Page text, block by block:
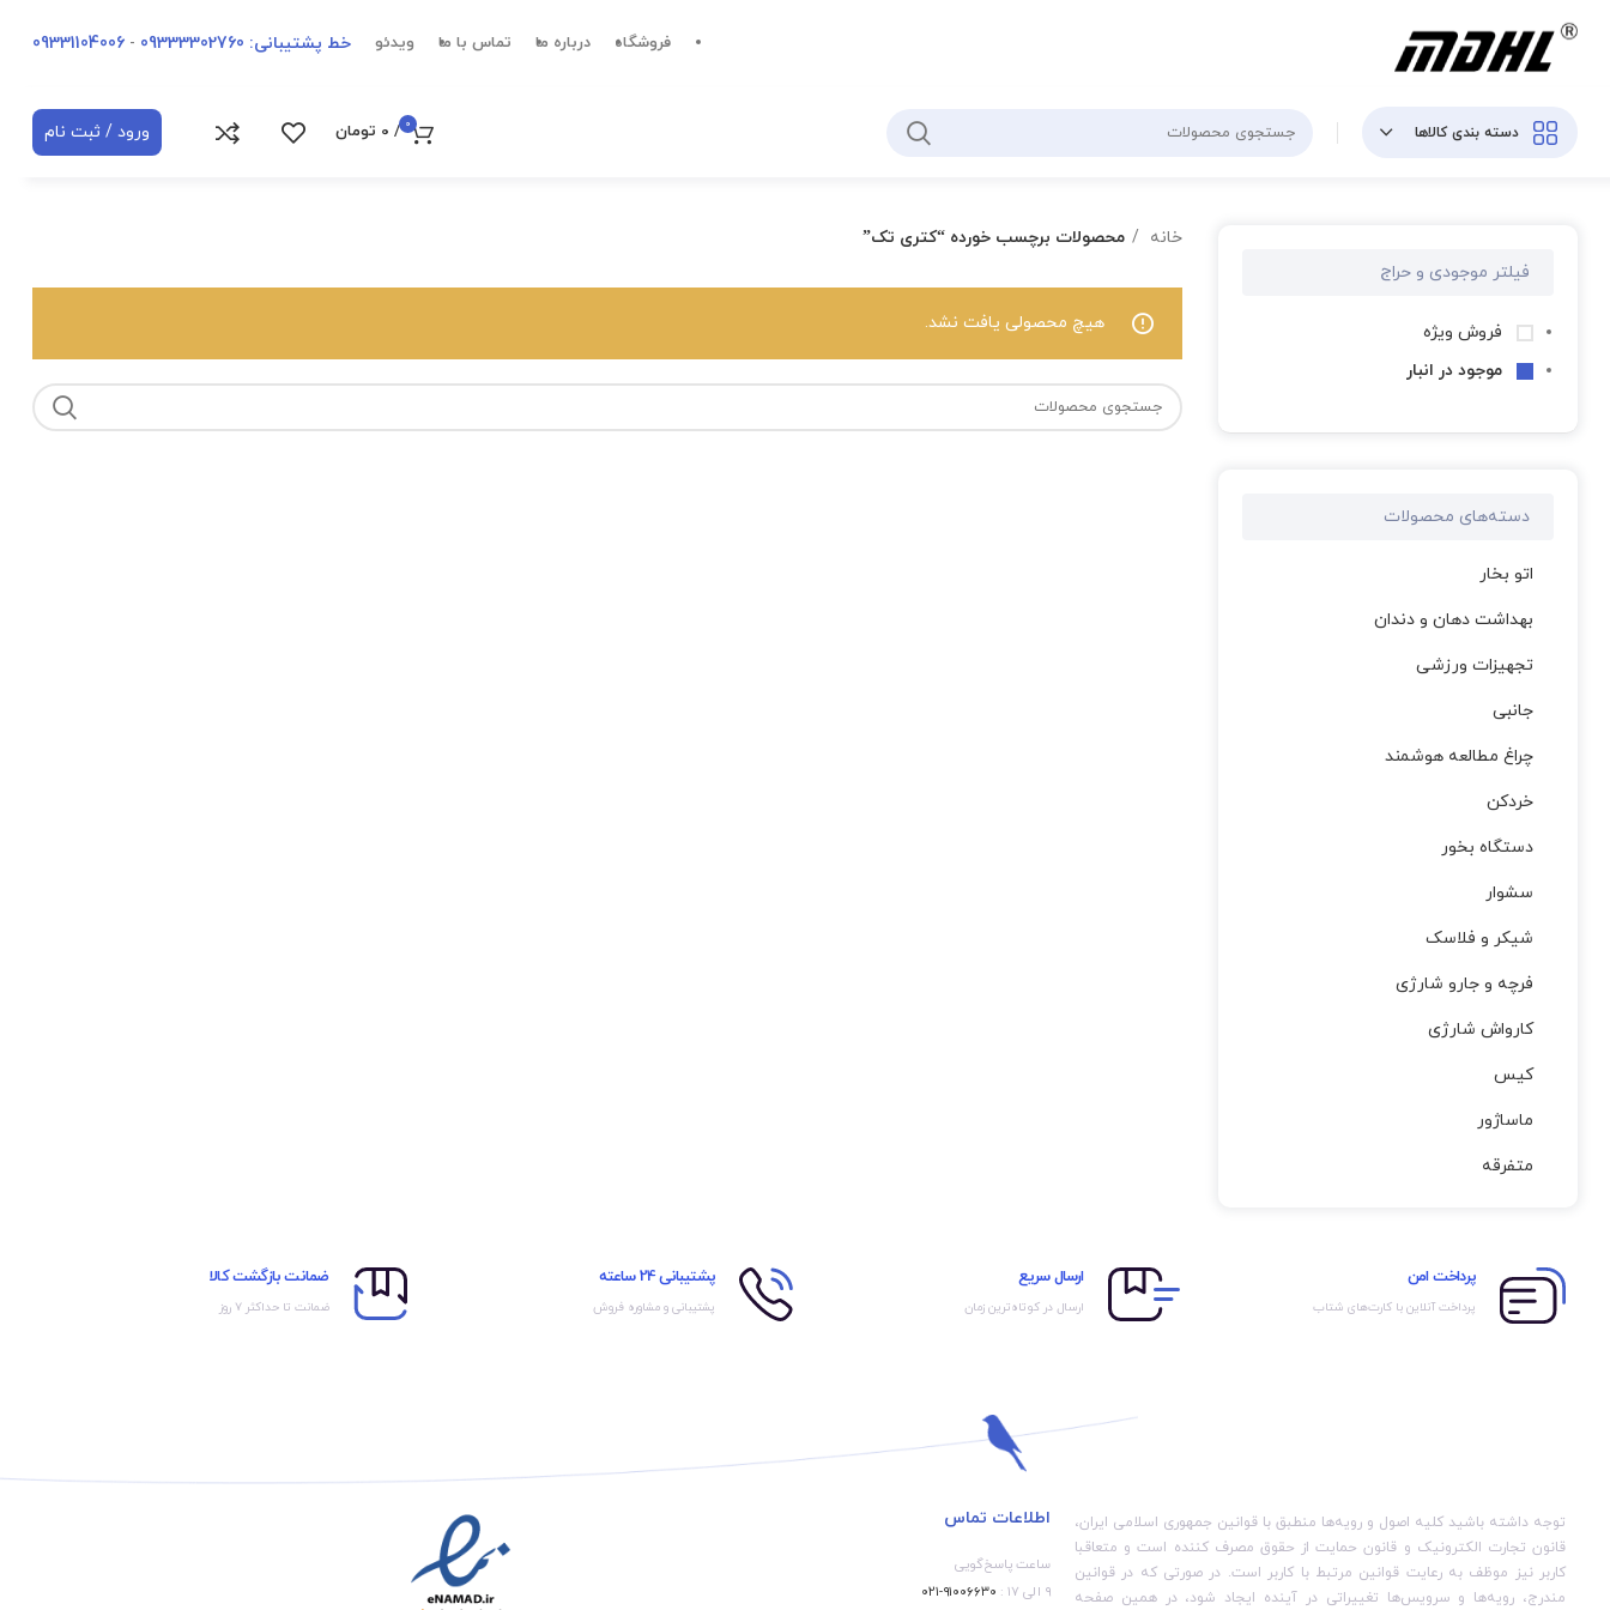
فروشگاه درباره ما تماس با ما ویدئو خط پشتیبانی: 09333302760 -
09331104006
دسته بندی کالاها 0
/
0 تومان ورود / ثبت نام
فیلتر موجودی و حراج
فروش ویژه
موجود در انبار
دسته‌های محصولات
اتو بخار
بهداشت دهان و دندان
تجهیزات ورزشی
جانبی
چراغ مطالعه هوشمند
خردکن
دستگاه بخور
سشوار
شیکر و فلاسک
فرچه و جارو شارژی
کارواش شارژی
کیس
ماساژور
متفرقه
خانه محصولات برچسب خورده “کتری تک”
هیچ محصولی یافت نشد.
پرداخت امن
پرداخت آنلاین با کارت‌های شتاب
ارسال سریع
ارسال در کوتاه‌ترین زمان
پشتیبانی 24 ساعته
پشتیبانی و مشاوره فروش
ضمانت بازگشت کالا
ضمانت تا حداکثر ۷ روز
توجه داشته باشید کلیه اصول و رویه‏‌ها منطبق با قوانین جمهوری اسلامی ایران،
قانون تجارت الکترونیک و قانون حمایت از حقوق مصرف کننده است و متعاقبا
کاربر نیز موظف به رعایت قوانین مرتبط با کاربر است. در صورتی که در قوانین
مندرج، رویه‏‌ها و سرویس‏‌ها تغییراتی در آینده ایجاد شود، در همین صفحه
اطلاعات تماس
ساعت پاسخ‌گویی
۹ الی ۱۷ :
۹۱۰۰۶۶۳۰-۰۲۱